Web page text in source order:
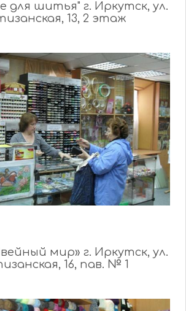
для шитья" г. Иркутск, ул.
13, 2 этаж
г. Иркутск, ул.
16, пав. № 1